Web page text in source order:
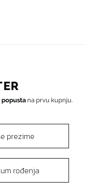
popustana prvu kupnju.